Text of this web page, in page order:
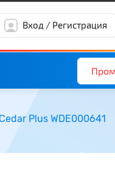
Вход / Регистрация
Plus WDE000641